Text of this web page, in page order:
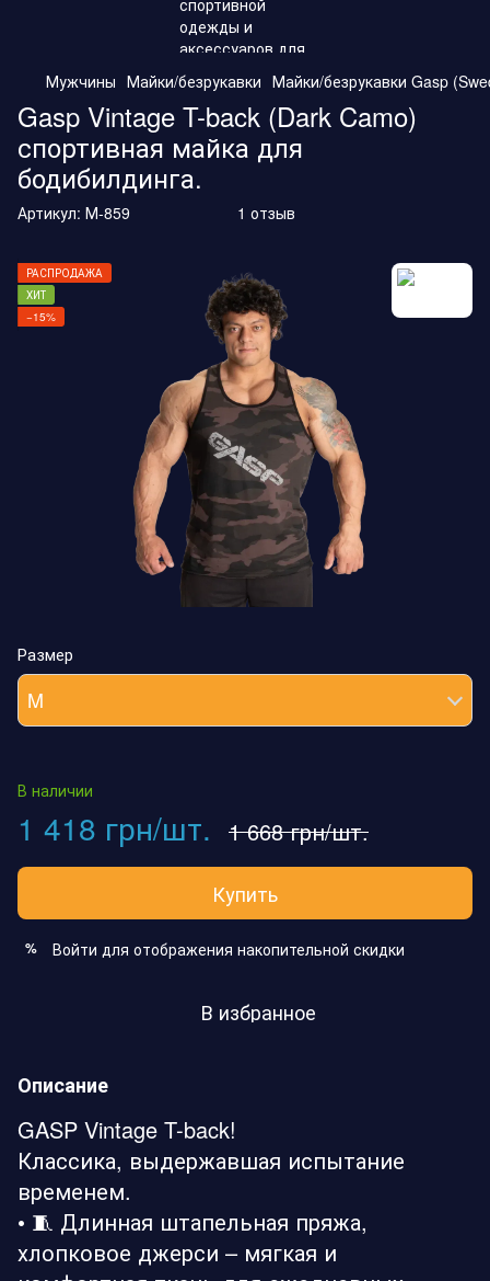
Мужчины Майки/безрукавки Майки/безрукавки Gasp
Gasp Vintage T-back (Dark Camo)
спортивная майка для
бодибилдинга.
Артикул: М-859 1 отзыв
РАСПРОДАЖА
ХИТ
−15%
Размер
M
В наличии
1 418 грн/шт. 1 668 грн/шт.
Купить
% Войти для отображения накопительной скидки
В избранное
Описание
GASP Vintage T-back!
Классика, выдержавшая испытание
временем.
• 🧵 Длинная штапельная пряжа,
хлопковое джерси – мягкая и